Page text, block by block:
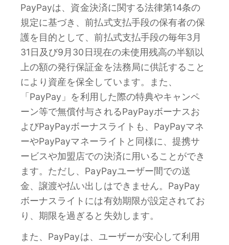
PayPayは、資金決済に関する法律第14条の
規定に基づき、前払式支払手段の保有者の保
護を目的として、前払式支払手段の毎年3月
31日及び9月30日現在の未使用残高の半額以
上の額の発行保証金を法務局に供託すること
により資産を保全しています。また、
「PayPay」を利用した際の特典やキャンペ
ーン等で無償付与されるPayPayボーナスお
よびPayPayボーナスライトも、PayPayマネ
ーやPayPayマネーライトと同様に、提携サ
ービスや加盟店での決済に用いることができ
ます。ただし、PayPayユーザー間での送
金、譲渡や払い出しはできません。PayPay
ボーナスライトには有効期限が設定されてお
り、期限を過ぎると失効します。
また、PayPayは、ユーザーが安心して利用